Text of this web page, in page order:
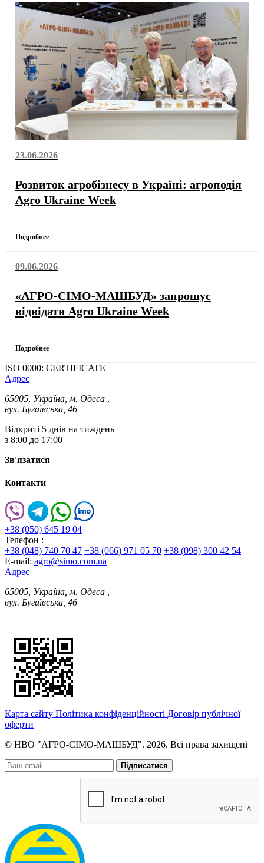
23.06.2026
Розвиток агробізнесу в Україні: агроподія
Agro Ukraine Week
Подробнее
09.06.2026
«АГРО-СІМО-МАШБУД» запрошує
відвідати Agro Ukraine Week
Подробнее
ISO 0000: CERTIFICATE
Адрес
65005, Україна, м. Одеса ,
вул. Бугаївська, 46
Відкриті 5 днів на тиждень
з 8:00 до 17:00
Зв'язатися
Контакти
+38 (050) 645 19 04
Телефон :
+38 (048) 740 70 47 +38 (066) 971 05 70 +38 (098) 300 42 54
E-mail: agro@simo.com.ua
Адрес
65005, Україна, м. Одеса ,
вул. Бугаївська, 46
Карта сайту Політика конфіденційності Договір публічної
оферти
© НВО "АГРО-СІМО-МАШБУД". 2026. Всі права захищені
Підписатися